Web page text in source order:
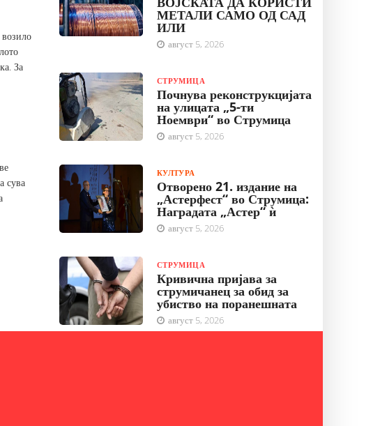
За
сува
МЕТАЛИ САМО ОД САД
ИЛИ
август 5, 2026
СТРУМИЦА
Почнува реконструкцијата
на улицата „5-ти
Ноември“ во Струмица
август 5, 2026
КУЛТУРА
Отворено 21. издание на
„Астерфест“ во Струмица:
Наградата „Астер“ ѝ
август 5, 2026
СТРУМИЦА
Кривична пријава за
струмичанец за обид за
убиство на поранешната
август 5, 2026